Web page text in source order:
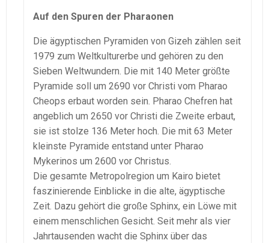
Auf den Spuren der Pharaonen
Die ägyptischen Pyramiden von Gizeh zählen seit
1979 zum Weltkulturerbe und gehören zu den
Sieben Weltwundern. Die mit 140 Meter größte
Pyramide soll um 2690 vor Christi vom Pharao
Cheops erbaut worden sein. Pharao Chefren hat
angeblich um 2650 vor Christi die Zweite erbaut,
sie ist stolze 136 Meter hoch. Die mit 63 Meter
kleinste Pyramide entstand unter Pharao
Mykerinos um 2600 vor Christus.
Die gesamte Metropolregion um Kairo bietet
faszinierende Einblicke in die alte, ägyptische
Zeit. Dazu gehört die große Sphinx, ein Löwe mit
einem menschlichen Gesicht. Seit mehr als vier
Jahrtausenden wacht die Sphinx über das